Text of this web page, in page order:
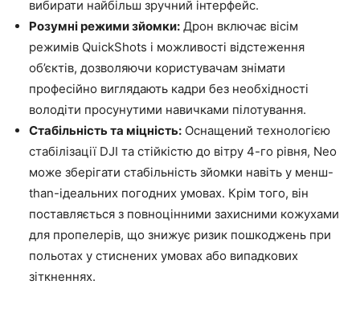
вибирати найбільш зручний інтерфейс.
Розумні режими зйомки: Дрон включає вісім
режимів QuickShots і можливості відстеження
об’єктів, дозволяючи користувачам знімати
професійно виглядають кадри без необхідності
володіти просунутими навичками пілотування.
Стабільність та міцність: Оснащений технологією
стабілізації DJI та стійкістю до вітру 4-го рівня, Neo
може зберігати стабільність зйомки навіть у менш-
than-ідеальних погодних умовах. Крім того, він
поставляється з повноцінними захисними кожухами
для пропелерів, що знижує ризик пошкоджень при
польотах у стиснених умовах або випадкових
зіткненнях.